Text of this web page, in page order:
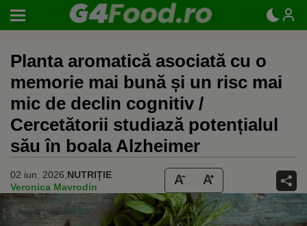
Planta aromatică asociată cu o
memorie mai bună și un risc mai
mic de declin cognitiv /
Cercetătorii studiază potențialul
său în boala Alzheimer
02 iun. 2026, NUTRIȚIE
Veronica Mavrodin